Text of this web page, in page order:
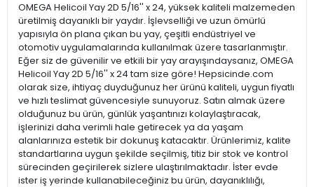
OMEGA Helicoil Yay 2D 5/16'' x 24, yüksek kaliteli malzemeden
üretilmiş dayanıklı bir yaydır. İşlevselliği ve uzun ömürlü
yapısıyla ön plana çıkan bu yay, çeşitli endüstriyel ve
otomotiv uygulamalarında kullanılmak üzere tasarlanmıştır.
Eğer siz de güvenilir ve etkili bir yay arayışındaysanız, OMEGA
Helicoil Yay 2D 5/16'' x 24 tam size göre! Hepsicinde.com
olarak size, ihtiyaç duyduğunuz her ürünü kaliteli, uygun fiyatlı
ve hızlı teslimat güvencesiyle sunuyoruz. Satın almak üzere
olduğunuz bu ürün, günlük yaşantınızı kolaylaştıracak,
işlerinizi daha verimli hale getirecek ya da yaşam
alanlarınıza estetik bir dokunuş katacaktır. Ürünlerimiz, kalite
standartlarına uygun şekilde seçilmiş, titiz bir stok ve kontrol
sürecinden geçirilerek sizlere ulaştırılmaktadır. İster evde
ister iş yerinde kullanabileceğiniz bu ürün, dayanıklılığı,